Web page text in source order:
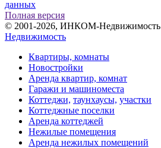
данных
Полная версия
© 2001-2026, ИНКОМ-Недвижимость
Недвижимость
Квартиры, комнаты
Новостройки
Аренда квартир, комнат
Гаражи и машиноместа
Коттеджи, таунхаусы, участки
Коттеджные поселки
Аренда коттеджей
Нежилые помещения
Аренда нежилых помещений